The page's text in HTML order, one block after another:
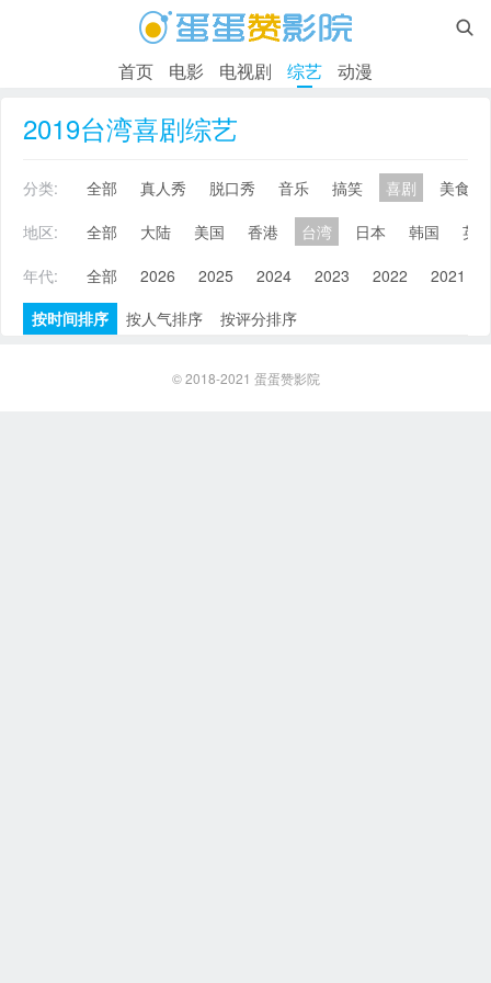

首页 电影 电视剧 综艺 动漫
2019台湾喜剧综艺
分类: 全部 真人秀 脱口秀 音乐 搞笑 喜剧
美食
地区:
全部 大陆 美国 香港 台湾 日本 韩国
英
年代:
全部 2026 2025 2024 2023 2022 2021
按时间排序
按人气排序 按评分排序
© 2018-2021 蛋蛋赞影院